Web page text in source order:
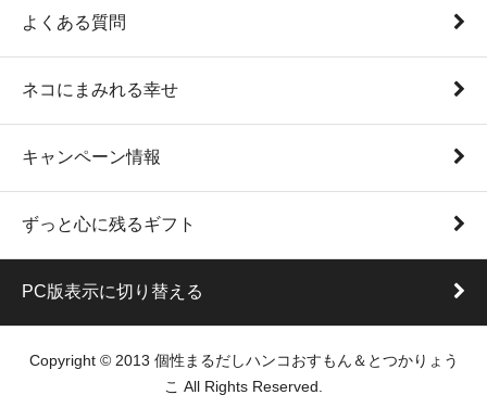
よくある質問
ネコにまみれる幸せ
キャンペーン情報
ずっと心に残るギフト
PC版表示に切り替える
Copyright © 2013 個性まるだしハンコおすもん＆とつかりょう
こ All Rights Reserved.